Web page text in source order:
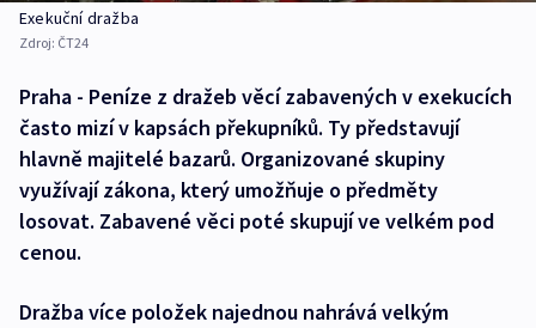
Exekuční dražba
Zdroj: ČT24
Praha - Peníze z dražeb věcí zabavených v exekucích
často mizí v kapsách překupníků. Ty představují
hlavně majitelé bazarů. Organizované skupiny
využívají zákona, který umožňuje o předměty
losovat. Zabavené věci poté skupují ve velkém pod
cenou.
Dražba více položek najednou nahrává velkým